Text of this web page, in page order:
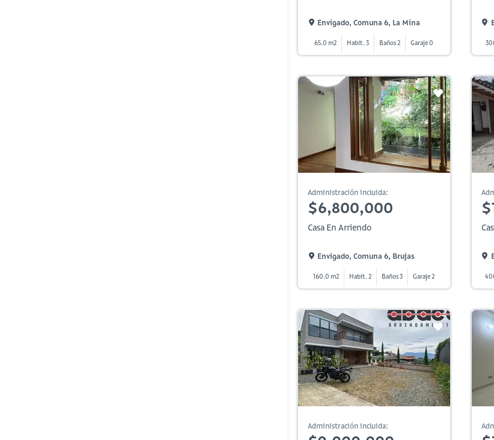
Envigado, Comuna 6, La Mina
65.0 m2 Habit. 3 Baños 2 Garaje 0
Administración incluida:
$6,800,000
Casa En Arriendo
Envigado, Comuna 6, Brujas
160.0 m2 Habit. 2 Baños 3 Garaje 2
Administración incluida: